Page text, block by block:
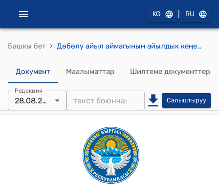
KG RU
Башкы бет › Дөбөлү айыл аймагынын айылдык кеңешинин 2024-жылдын 28-августундагы № 24/10 "Дөбөлү айыл аймагынын “Ардактуу атуулу”наамын ыйгаруу жөнүндө " Токтому
Документ Маалыматтар Шилтеме документтер
Редакция
28.08.2024 Салыштыруу